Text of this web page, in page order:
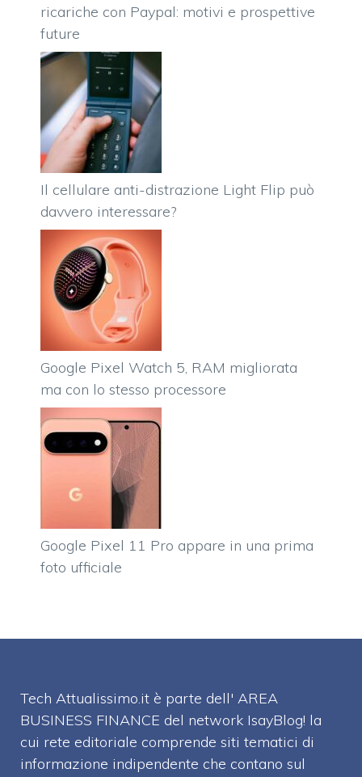
ricariche con Paypal: motivi e prospettive
future
Il cellulare anti-distrazione Light Flip può
davvero interessare?
Google Pixel Watch 5, RAM migliorata
ma con lo stesso processore
Google Pixel 11 Pro appare in una prima
foto ufficiale
Tech Attualissimo.it è parte dell' AREA
BUSINESS FINANCE del network IsayBlog! la
cui rete editoriale comprende siti tematici di
informazione indipendente che contano sul